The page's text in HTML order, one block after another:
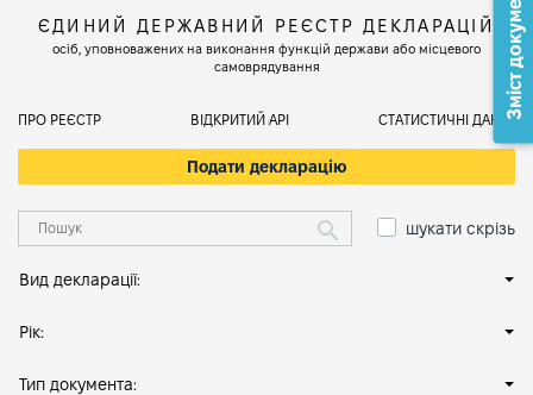
ЄДИНИЙ ДЕРЖАВНИЙ РЕЄСТР ДЕКЛАРАЦІЙ
осіб, уповноважених на виконання функцій держави або місцевого
самоврядування
ПРО РЕЄСТР ВІДКРИТИЙ АРІ СТАТИСТИЧНІ ДАНІ
Подати декларацію
шукати скрізь
Вид декларації:
Рік:
Тип документа:
Зміст документа